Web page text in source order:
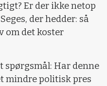
Er der ikke netop
der hedder: så
om det koster
spørgsmål: Har denne
mindre politisk pres